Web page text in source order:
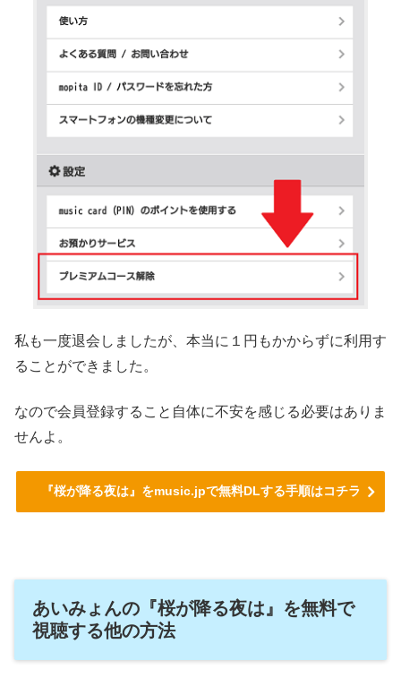
私も一度退会しましたが、本当に１円もかからずに利用す
ることができました。
なので会員登録すること自体に不安を感じる必要はありま
せんよ。
『桜が降る夜は』をmusic.jpで無料DLする手順はコチラ
あいみょんの『桜が降る夜は』を無料で
視聴する他の方法